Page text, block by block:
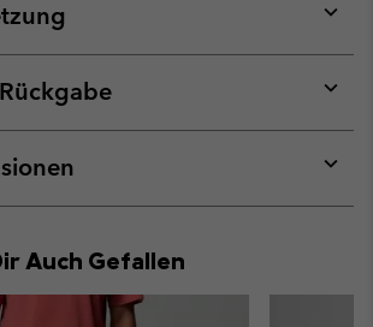
or
or
or
Auch Gefallen